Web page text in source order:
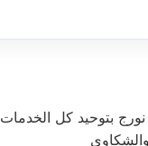
بتوحيد كل الخدمات